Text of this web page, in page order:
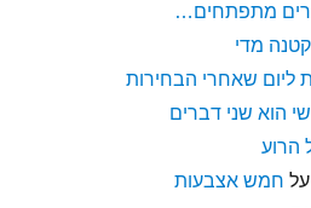
מתפתחים…
מדי
ליום שאחרי הבחירות
הוא שני דברים
הרוע
על חמש אצבעות